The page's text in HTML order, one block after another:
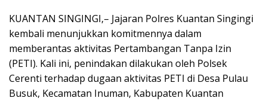
KUANTAN SINGINGI,– Jajaran Polres Kuantan Singingi
kembali menunjukkan komitmennya dalam
memberantas aktivitas Pertambangan Tanpa Izin
(PETI). Kali ini, penindakan dilakukan oleh Polsek
Cerenti terhadap dugaan aktivitas PETI di Desa Pulau
Busuk, Kecamatan Inuman, Kabupaten Kuantan